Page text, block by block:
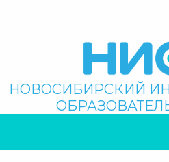
Поиск
НОВОСИБИРСКИЙ
НАВИГАЦИЯ